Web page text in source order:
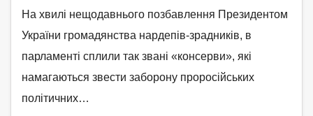
На хвилі нещодавнього позбавлення Президентом
України громадянства нардепів-зрадників, в
парламенті сплили так звані «консерви», які
намагаються звести заборону проросійських
політичних…